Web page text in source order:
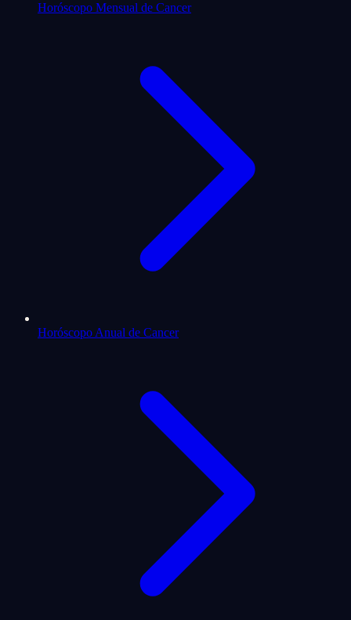
Horóscopo Mensual de Cancer
Horóscopo Anual de Cancer